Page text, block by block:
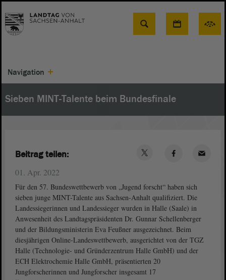
Suche
Navigation
Sieben MINT-Talente beim Bundesfinale
01. Apr. 2022
Für den 57. Bundeswettbewerb von „Jugend forscht“ haben sich
sieben junge MINT-Talente aus Sachsen-Anhalt qualifiziert. Die
Landessiegerinnen und Landessieger wurden in Halle (Saale) in
Anwesenheit des Landtagspräsidenten Dr. Gunnar Schellenberger
und der Bildungsministerin Eva Feußner ausgezeichnet. Beim
diesjährigen Online-Landeswettbewerb, ausgerichtet von der TGZ
Halle (Technologie- und Gründerzentrum Halle GmbH) und der
ECH Elektrochemie Halle GmbH, präsentierten 20
Jungforscherinnen und Jungforscher insgesamt 17
Beitrag teilen: